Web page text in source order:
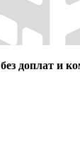
без доплат и